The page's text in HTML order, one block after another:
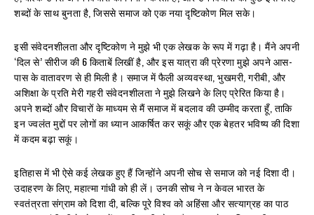
शब्दों के साथ बुनता है, जिससे समाज को एक नया दृष्टिकोण मिल सके।
इसी संवेदनशीलता और दृष्टिकोण ने मुझे भी एक लेखक के रूप में गढ़ा है। मैंने अपनी
‘दिल से’ सीरीज की 6 किताबें लिखीं है, और इस यात्रा की प्रेरणा मुझे अपने आस-
पास के वातावरण से ही मिली है। समाज में फैली अव्यवस्था, भुखमरी, गरीबी, और
अशिक्षा के प्रति मेरी गहरी संवेदनशीलता ने मुझे लिखने के लिए प्रेरित किया है।
अपने शब्दों और विचारों के माध्यम से मैं समाज में बदलाव की उम्मीद करता हूँ, ताकि
इन ज्वलंत मुद्दों पर लोगों का ध्यान आकर्षित कर सकूं और एक बेहतर भविष्य की दिशा
में कदम बढ़ा सकूं।
इतिहास में भी ऐसे कई लेखक हुए हैं जिन्होंने अपनी सोच से समाज को नई दिशा दी।
उदाहरण के लिए, महात्मा गांधी को ही लें। उनकी सोच ने न केवल भारत के
स्वतंत्रता संग्राम को दिशा दी, बल्कि पूरे विश्व को अहिंसा और सत्याग्रह का पाठ